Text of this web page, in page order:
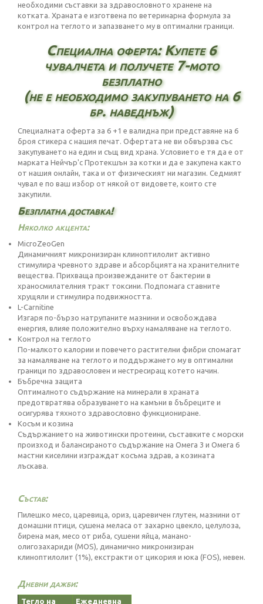
необходими съставки за здравословното хранене на
котката. Храната е изготвена по ветеринарна формула за
контрол на теглото и запазването му в оптимални граници.
Специална оферта: Купете 6
чувалчета и получете 7-мото
безплатно
(не е необходимо закупуването на 6
бр. наведнъж)
Специалната оферта за 6 +1 е валидна при представяне на 6
броя стикера с нашия печат. Офертата не ви обвързва със
закупуването на един и същ вид храна. Условието е тя да е от
марката Нейчър'с Протекшън за котки и да е закупена както
от нашия онлайн, така и от физическият ни магазин. Седмият
чувал е по ваш избор от някой от видовете, които сте
закупили.
Безплатна доставка!
Няколко акцента:
MicroZeoGen
Динамичният микронизиран клиноптилолит активно
стимулира чревното здраве и абсорбцията на хранителните
вещества. Прихваща произвежданите от бактерии в
храносмилателния тракт токсини. Подпомага ставните
хрущяли и стимулира подвижността.
L-Carnitine
Изгаря по-бързо натрупаните мазнини и освобождава
енергия, влияе положително върху намаляване на теглото.
Контрол на теглото
По-малкото калории и повечето растителни фибри спомагат
за намаляване на теглото и поддържането му в оптимални
граници по здравословен и нестресиращ котето начин.
Бъбречна защита
Оптималното съдържание на минерали в храната
предотвратява образуването на камъни в бъбреците и
осигурява тяхното здравословно функциониране.
Косъм и козина
Съдържанието на животински протеини, съставките с морски
произход и балансираното съдържание на Омега 3 и Омега 6
мастни киселини изграждат косъма здрав, а козината
лъскава.
Състав:
Пилешко месо, царевица, ориз, царевичен глутен, мазнини от
домашни птици, сушена меласа от захарно цвекло, целулоза,
бирена мая, месо от риба, сушени яйца, манано-
олигозахариди (MOS), динамично микронизиран
клиноптилолит (1%), екстракти от цикория и юка (FOS), невен.
Дневни дажби:
Тегло на Ежедневна